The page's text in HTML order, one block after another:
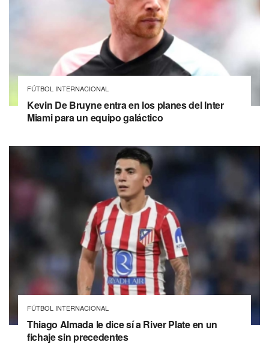
FÚTBOL INTERNACIONAL
Kevin De Bruyne entra en los planes del Inter
Miami para un equipo galáctico
FÚTBOL INTERNACIONAL
Thiago Almada le dice sí a River Plate en un
fichaje sin precedentes